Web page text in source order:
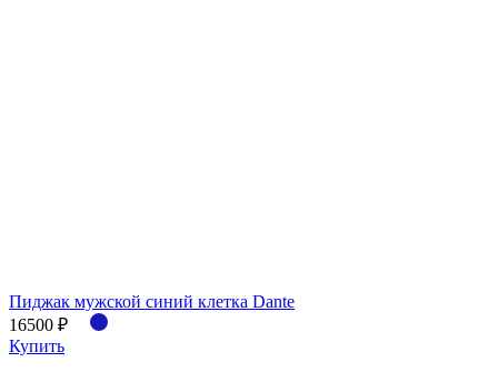
Пиджак мужской синий клетка Dante
16500 ₽
Купить